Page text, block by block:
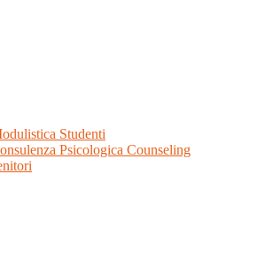
Studenti
Psicologica Counseling